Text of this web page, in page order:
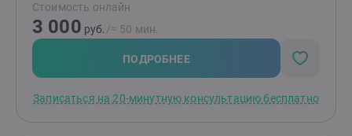
работы вам отзываются, то буду рада видеть вас на
консультациях. Я работаю индивидуально и в паре от
16 лет (с согласия родителей). НЕ работаю с: теми, кто
не верит в психологию; теми, кого заставили прийти;
тяжёлыми психиатрическими диагнозами; любыми
партнёрами в отношениях.
Стоимость онлайн
3 000 руб. /≈ 50 мин.
ПОДРОБНЕЕ
Записаться на 20-минутную консультацию бесплатно